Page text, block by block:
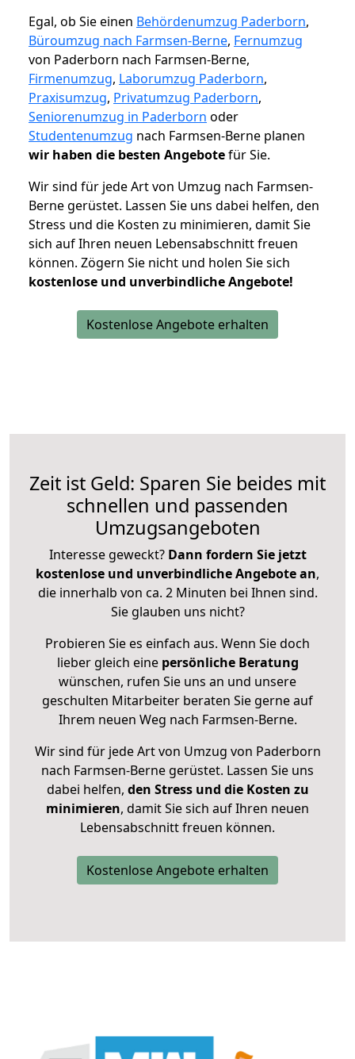
Egal, ob Sie einen Behördenumzug Paderborn,
Büroumzug nach Farmsen-Berne, Fernumzug
von Paderborn nach Farmsen-Berne,
Firmenumzug, Laborumzug Paderborn,
Praxisumzug, Privatumzug Paderborn,
Seniorenumzug in Paderborn oder
Studentenumzug nach Farmsen-Berne planen
wir haben die besten Angebotefür Sie.
Wir sind für jede Art von Umzug nach Farmsen-
Berne gerüstet. Lassen Sie uns dabei helfen, den
Stress und die Kosten zu minimieren, damit Sie
sich auf Ihren neuen Lebensabschnitt freuen
können. Zögern Sie nicht und holen Sie sich
kostenlose und unverbindliche Angebote!
Kostenlose Angebote erhalten
Zeit ist Geld: Sparen Sie beides mit
schnellen und passenden
Umzugsangeboten
Interesse geweckt? Dann fordern Sie jetzt
kostenlose und unverbindliche Angebote an,
die innerhalb von ca. 2 Minuten bei Ihnen sind.
Sie glauben uns nicht?
Probieren Sie es einfach aus. Wenn Sie doch
lieber gleich eine persönliche Beratung
wünschen, rufen Sie uns an und unsere
geschulten Mitarbeiter beraten Sie gerne auf
Ihrem neuen Weg nach Farmsen-Berne.
Wir sind für jede Art von Umzug von Paderborn
nach Farmsen-Berne gerüstet. Lassen Sie uns
dabei helfen, den Stress und die Kosten zu
minimieren, damit Sie sich auf Ihren neuen
Lebensabschnitt freuen können.
Kostenlose Angebote erhalten